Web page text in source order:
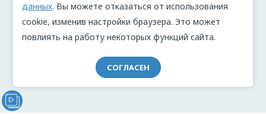
данных. Вы можете отказаться от использования
cookie, изменив настройки браузера. Это может
повлиять на работу некоторых функций сайта.
СОГЛАСЕН